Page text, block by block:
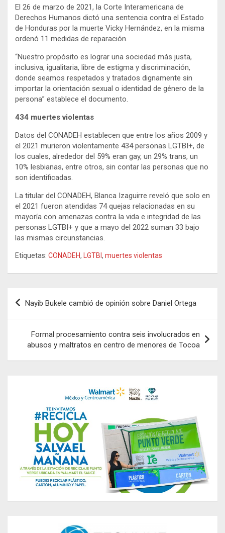
El 26 de marzo de 2021, la Corte Interamericana de
Derechos Humanos dictó una sentencia contra el Estado
de Honduras por la muerte Vicky Hernández, en la misma
ordenó 11 medidas de reparación.
“Nuestro propósito es lograr una sociedad más justa,
inclusiva, igualitaria, libre de estigma y discriminación,
donde seamos respetados y tratados dignamente sin
importar la orientación sexual o identidad de género de la
persona” establece el documento.
434 muertes violentas
Datos del CONADEH establecen que entre los años 2009 y
el 2021 murieron violentamente 434 personas LGTBI+, de
los cuales, alrededor del 59% eran gay, un 29% trans, un
10% lesbianas, entre otros, sin contar las personas que no
son identificadas.
La titular del CONADEH, Blanca Izaguirre reveló que solo en
el 2021 fueron atendidas 74 quejas relacionadas en su
mayoría con amenazas contra la vida e integridad de las
personas LGTBI+ y que a mayo del 2022 suman 33 bajo
las mismas circunstancias.
Etiquetas: CONADEH, LGTBI , muertes violentas
Navegación
entradas
Nayib Bukele cambió de opinión sobre Daniel Ortega
Formal procesamiento contra seis involucrados en
abusos y maltratos en centro de menores de Tocoa